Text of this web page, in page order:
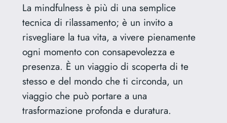
La mindfulness è più di una semplice
tecnica di rilassamento; è un invito a
risvegliare la tua vita, a vivere pienamente
ogni momento con consapevolezza e
presenza. È un viaggio di scoperta di te
stesso e del mondo che ti circonda, un
viaggio che può portare a una
trasformazione profonda e duratura.